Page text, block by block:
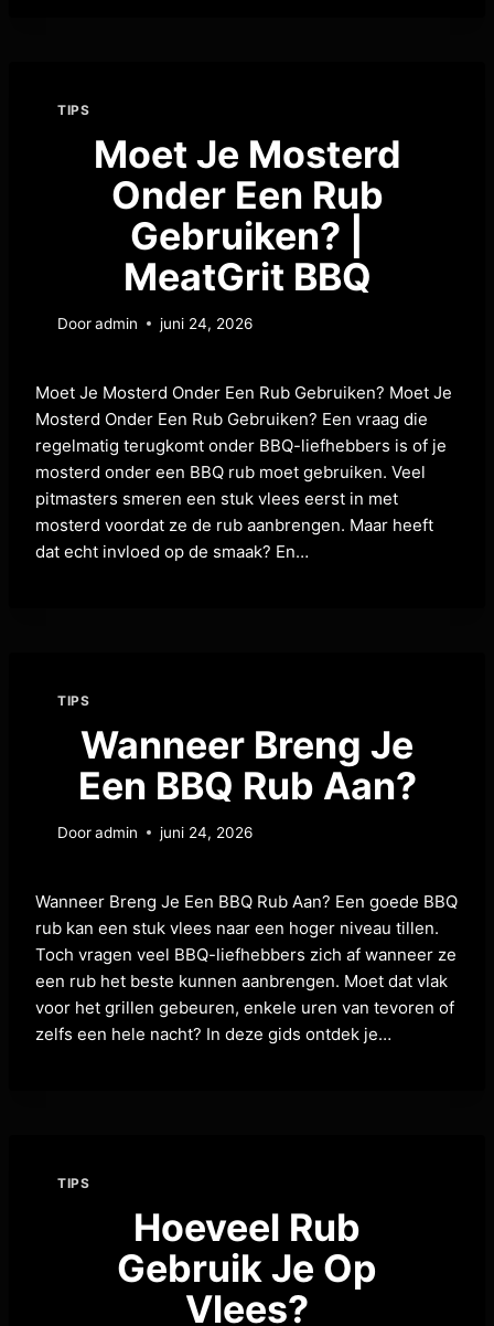
TIPS
Moet Je Mosterd
Onder Een Rub
Gebruiken? |
MeatGrit BBQ
Dooradmin juni 24, 2026
Moet Je Mosterd Onder Een Rub Gebruiken? Moet Je
Mosterd Onder Een Rub Gebruiken? Een vraag die
regelmatig terugkomt onder BBQ-liefhebbers is of je
mosterd onder een BBQ rub moet gebruiken. Veel
pitmasters smeren een stuk vlees eerst in met
mosterd voordat ze de rub aanbrengen. Maar heeft
dat echt invloed op de smaak? En…
TIPS
Wanneer Breng Je
Een BBQ Rub Aan?
Dooradmin juni 24, 2026
Wanneer Breng Je Een BBQ Rub Aan? Een goede BBQ
rub kan een stuk vlees naar een hoger niveau tillen.
Toch vragen veel BBQ-liefhebbers zich af wanneer ze
een rub het beste kunnen aanbrengen. Moet dat vlak
voor het grillen gebeuren, enkele uren van tevoren of
zelfs een hele nacht? In deze gids ontdek je…
TIPS
Hoeveel Rub
Gebruik Je Op
Vlees?